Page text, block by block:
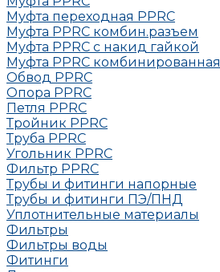
Муфта переходная PPRC
Муфта РРRC комбин.разъем
Муфта PPRC с накид гайкой
Муфта РРRC комбинированная
Обвод РРRC
Опора РРRC
Петля РРRC
Тройник РРRC
Труба РРRC
Угольник РРRC
Фильтр PPRC
Трубы и фитинги напорные
Трубы и фитинги ПЭ/ПНД
Уплотнительные материалы
Фильтры
Фильтры воды
Фитинги